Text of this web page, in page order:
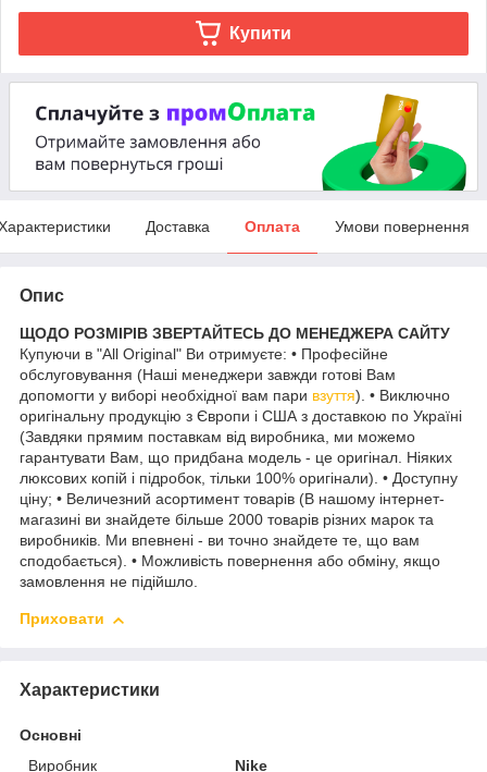
Купити
Доставка Оплата Умови повернення
Опис
ЩОДО РОЗМІРІВ ЗВЕРТАЙТЕСЬ ДО МЕНЕДЖЕРА САЙТУ
Купуючи в "All Original" Ви отримуєте: • Професійне
обслуговування (Наші менеджери завжди готові Вам
допомогти у виборі необхідної вам пари взуття). • Виключно
оригінальну продукцію з Європи і США з доставкою по Україні
(Завдяки прямим поставкам від виробника, ми можемо
гарантувати Вам, що придбана модель - це оригінал. Ніяких
люксових копій і підробок, тільки 100% оригінали). • Доступну
ціну; • Величезний асортимент товарів (В нашому інтернет-
магазині ви знайдете більше 2000 товарів різних марок та
виробників. Ми впевнені - ви точно знайдете те, що вам
сподобається). • Можливість повернення або обміну, якщо
замовлення не підійшло.
Приховати
Характеристики
Основні
Виробник
Nike